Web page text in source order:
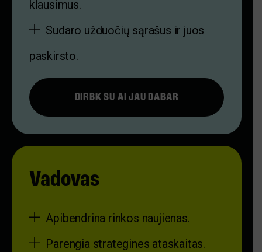
klausimus.
Sudaro užduočių sąrašus ir juos
paskirsto.
DIRBK SU AI JAU DABAR
Vadovas
Apibendrina rinkos naujienas.
Parengia strategines ataskaitas.